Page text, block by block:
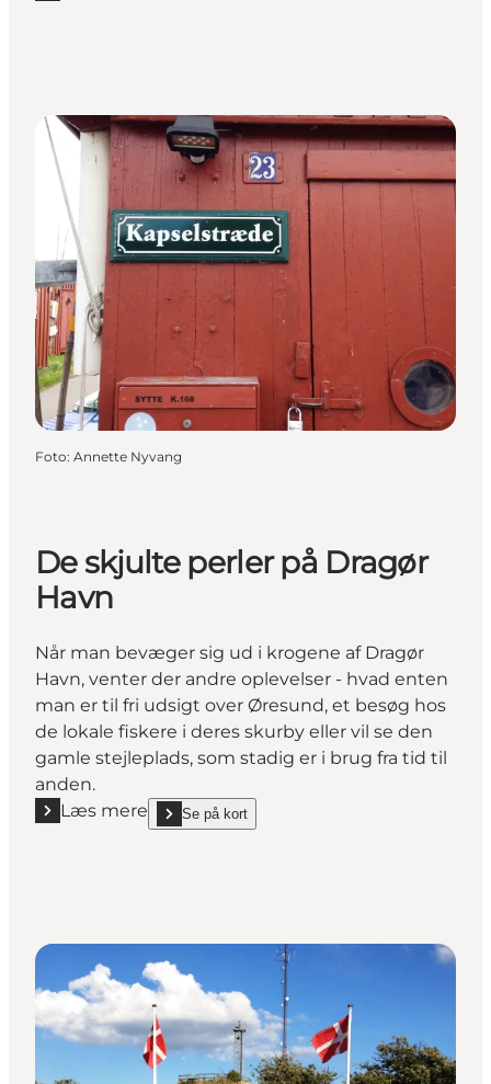
Foto: Annette Nyvang
De skjulte perler på Dragør
Havn
Når man bevæger sig ud i krogene af Dragør
Havn, venter der andre oplevelser - hvad enten
man er til fri udsigt over Øresund, et besøg hos
de lokale fiskere i deres skurby eller vil se den
gamle stejleplads, som stadig er i brug fra tid til
anden.
Læs mere
Læs mere "De skjulte perler på Dragør Havn"
Se på kort
show De skjulte perler på Dragør Havn on_map